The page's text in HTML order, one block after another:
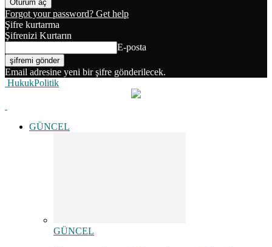
Forgot your password? Get help
Şifre kurtarma
Şifrenizi Kurtarın
E-posta
Email adresine yeni bir şifre gönderilecek.
HukukPolitik
GÜNCEL
GÜNCEL